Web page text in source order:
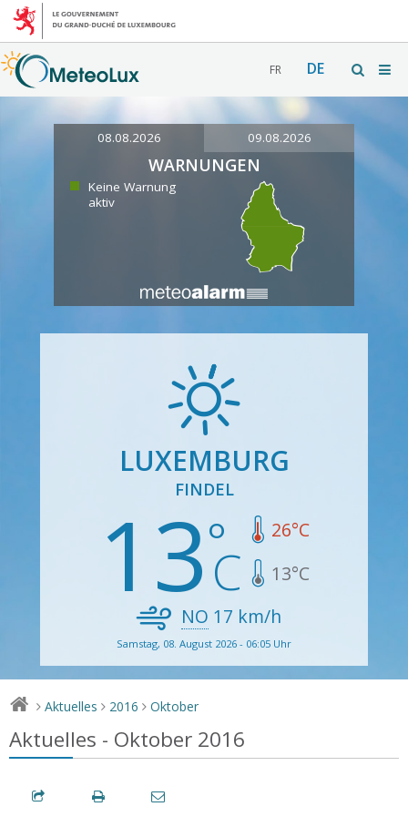
FR DE
08.08.2026 09.08.2026
WARNUNGEN
Keine Warnung
aktiv
LUXEMBURG
FINDEL
13 26°C
13°C
NO 17 km/h
Samstag, 08. August 2026 - 06:05 Uhr
> Aktuelles > 2016 > Oktober
Aktuelles - Oktober 2016